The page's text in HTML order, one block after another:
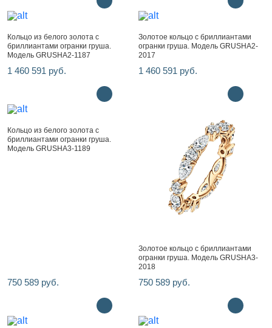
Кольцо из белого золота с
бриллиантами огранки груша.
Модель GRUSHA2-1187
1 460 591 руб.
Золотое кольцо с бриллиантами
огранки груша. Модель GRUSHA2-
2017
1 460 591 руб.
Кольцо из белого золота с
бриллиантами огранки груша.
Модель GRUSHA3-1189
750 589 руб.
Золотое кольцо с бриллиантами
огранки груша. Модель GRUSHA3-
2018
750 589 руб.